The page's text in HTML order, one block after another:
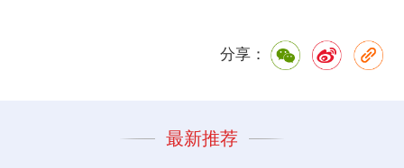
分享：
最新推荐